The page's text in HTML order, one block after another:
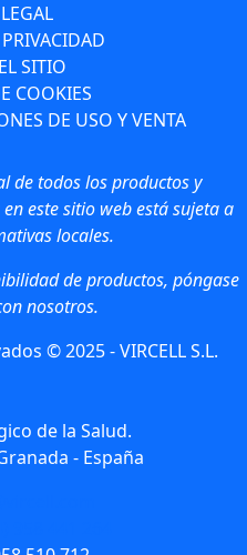
SITIO
COOKIES
DE USO Y VENTA
de todos los productos y
este sitio web está sujeta a
locales.
de productos, póngase
nosotros.
© 2025 - VIRCELL S.L.
de la Salud.
- España